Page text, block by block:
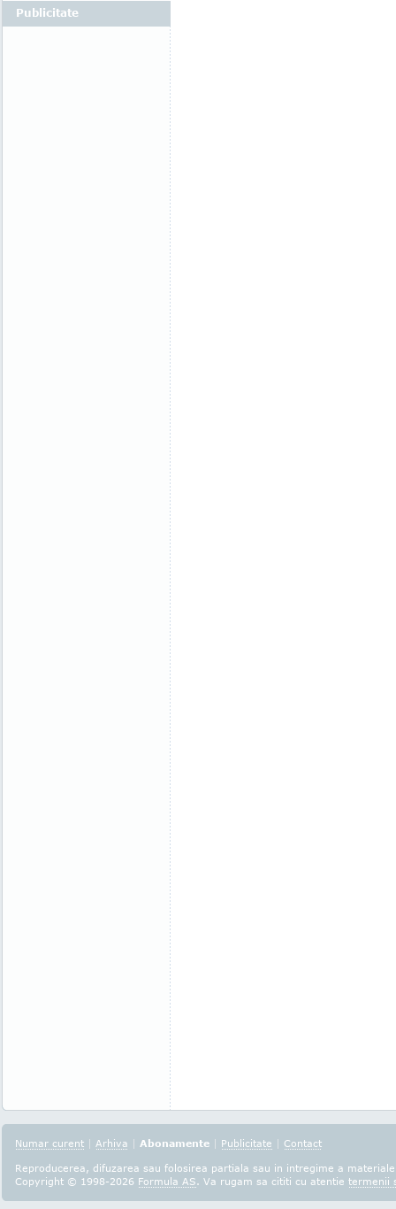
Publicitate
Numar curent | Arhiva | Abonamente | Publicitate | Contact
Reproducerea, difuzarea sau folosirea partiala sau in intregime a
Copyright © 1998-2026 Formula AS. Va rugam sa cititi cu atentie termenii